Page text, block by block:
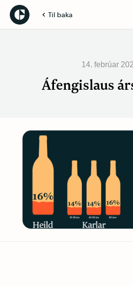
Til baka
14. febrúar
Áfengislaus